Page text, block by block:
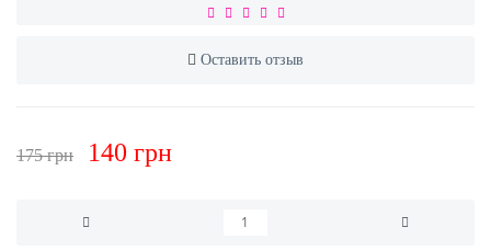
Оставить отзыв
175 грн 140 грн